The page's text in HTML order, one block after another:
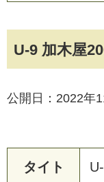
U-9 加木屋
公開日：2022年
タイト U-